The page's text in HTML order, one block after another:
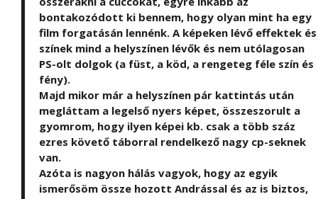
bontakozódott ki bennem, hogy olyan mint ha egy
film forgatásán lennénk. A képeken lévő effektek és
színek mind a helyszínen lévők és nem utólagosan
PS-olt dolgok (a füst, a köd, a rengeteg féle szín és
fény).
Majd mikor már a helyszínen pár kattintás után
megláttam a legelső nyers képet, összeszorult a
gyomrom, hogy ilyen képei kb. csak a több száz
ezres követő táborral rendelkező nagy cp-seknek
van.
Azóta is nagyon hálás vagyok, hogy az egyik
ismerősöm össze hozott Andrással és az is biztos,